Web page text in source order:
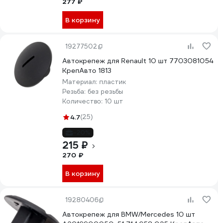
В корзину
19277502
Автокрепеж для Renault 10 шт 7703081054
КрепАвто 1813
Материал: пластик
Резьба: без резьбы
Количество: 10 шт
4.7(25)
215 ₽
270 ₽
В корзину
19280406
Автокрепеж для BMW/Mercedes 10 шт